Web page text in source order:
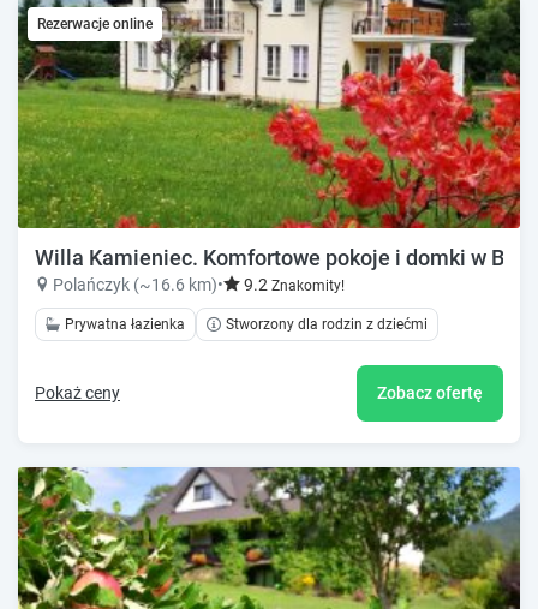
Rezerwacje online
Willa Kamieniec. Komfortowe pokoje i domki w
Polańczyk (~16.6 km)• 9.2 Znakomity!
Prywatna łazienka Stworzony dla rodzin z dziećmi
Pokaż ceny Zobacz ofertę